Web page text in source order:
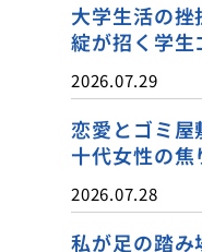
大学生活の
綻が招く学生
2026.07.29
恋愛とゴミ
十代女性の焦
2026.07.28
私が足の踏